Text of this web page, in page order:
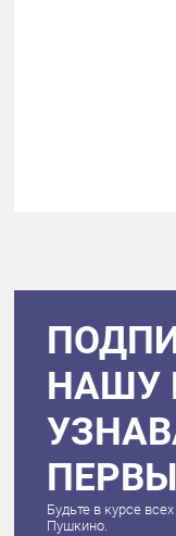
НАШУ
Будьте в курсе
Пушкино.